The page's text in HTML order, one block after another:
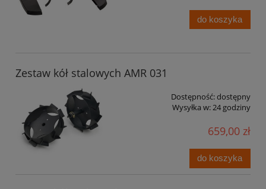
do koszyka
Zestaw kół stalowych AMR 031
Dostępność:dostępny
Wysyłka w:24 godziny
659,00 zł
do koszyka